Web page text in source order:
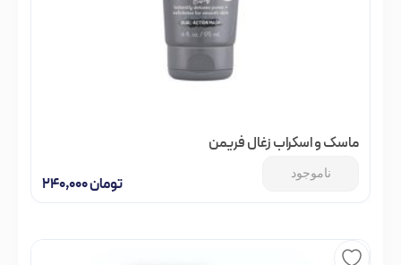
ماسک و اسکراب زغال فریمن
تومان
ناموجود